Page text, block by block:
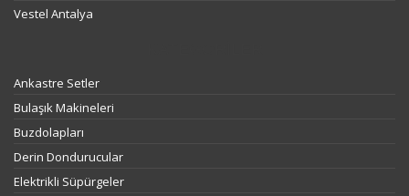
Vestel Antalya
Ankastre Setler
Bulaşık Makineleri
Buzdolapları
Derin Dondurucular
Elektrikli Süpürgeler